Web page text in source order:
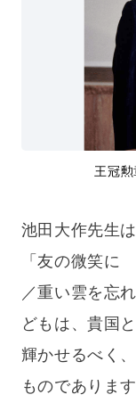
王冠
池田大作先生
「友の微笑に
／重い雲を忘
どもは、貴国
輝かせるべく
ものでありま